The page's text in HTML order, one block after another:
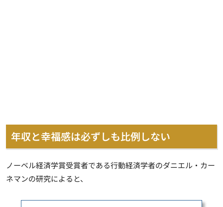
年収と幸福感は必ずしも比例しない
ノーベル経済学賞受賞者である行動経済学者のダニエル・カー
ネマンの研究によると、